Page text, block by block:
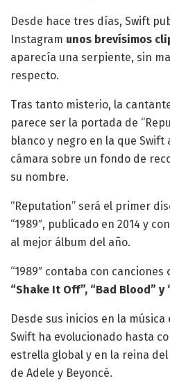
Desde hace tres días, Swift
Instagram unos brevísimos
aparecía una serpiente, sin
respecto.
Tras tanto misterio, la
parece ser la portada de
blanco y negro en la que
cámara sobre un fondo de
su nombre.
“Reputation” será el primer
“1989″, publicado en 2014 y
al mejor álbum del año.
“1989″ contaba con canciones
“Shake It Off”, “Bad Blood” y
Desde sus inicios en la
Swift ha evolucionado hasta
estrella global y en la reina
de Adele y Beyoncé.